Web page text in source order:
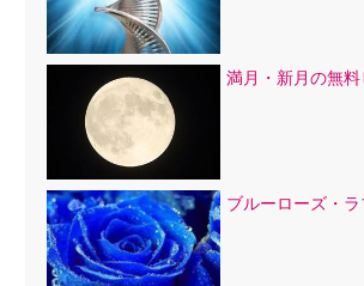
満月・新月の無
ブルーローズ・